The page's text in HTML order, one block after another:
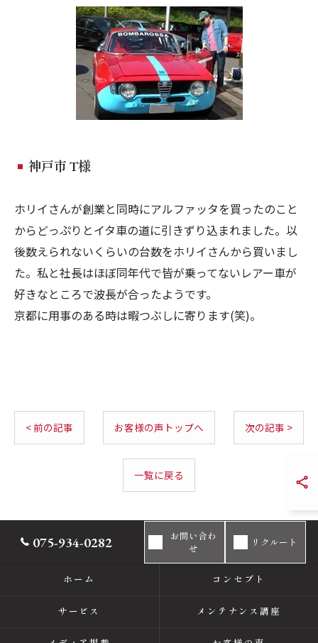
神戸市 T様
ホリイさんが創業と同時にアルファッタを買ったのこと
からどっぷりとイタ車の道に引きずり込まれました。以
後数えられないくらいの台数をホリイさんから買いまし
た。私と社長はほぼ同年代で皆が乗ってないレアー車が
好きなところで波長が合ったようです。
京都に用事のある時は暇つぶしに寄ります(笑)。
< 前の記事 お客様の声トップへ 次の記事 >
一覧に戻る
075-934-0282
お問い合わ
せ
リクルート
ホーム コンセプト
サービス メンテナンス講座